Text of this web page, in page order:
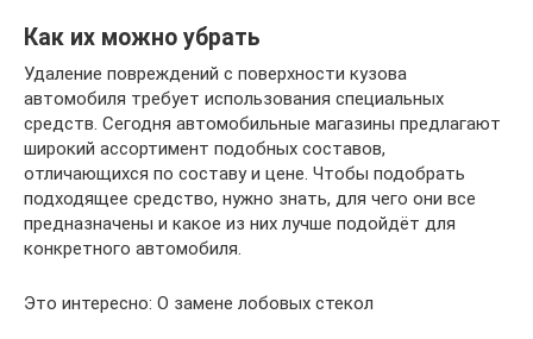
Как их можно убрать
Удаление повреждений с поверхности кузова
автомобиля требует использования специальных
средств. Сегодня автомобильные магазины предлагают
широкий ассортимент подобных составов,
отличающихся по составу и цене. Чтобы подобрать
подходящее средство, нужно знать, для чего они все
предназначены и какое из них лучше подойдёт для
конкретного автомобиля.
Это интересно: О замене лобовых стекол